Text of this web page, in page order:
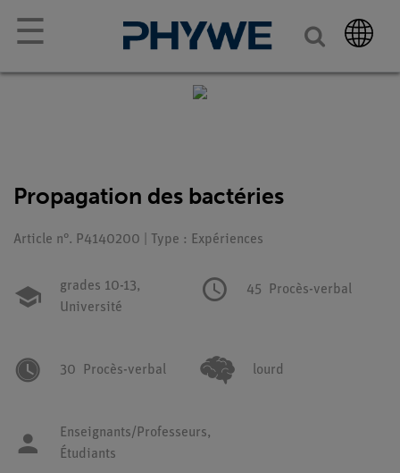
☰
Propagation des bactéries
Article n°. P4140200 | Type : Expériences
grades 10-13,
Université
45 Procès-verbal
30 Procès-verbal lourd
Enseignants/Professeurs,
Étudiants